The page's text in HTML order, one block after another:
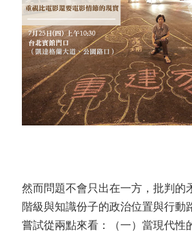
然而問題不會只出在一方，批判的
階級與知識份子的政治位置與行動
嘗試從兩點來看：（一）當現代性